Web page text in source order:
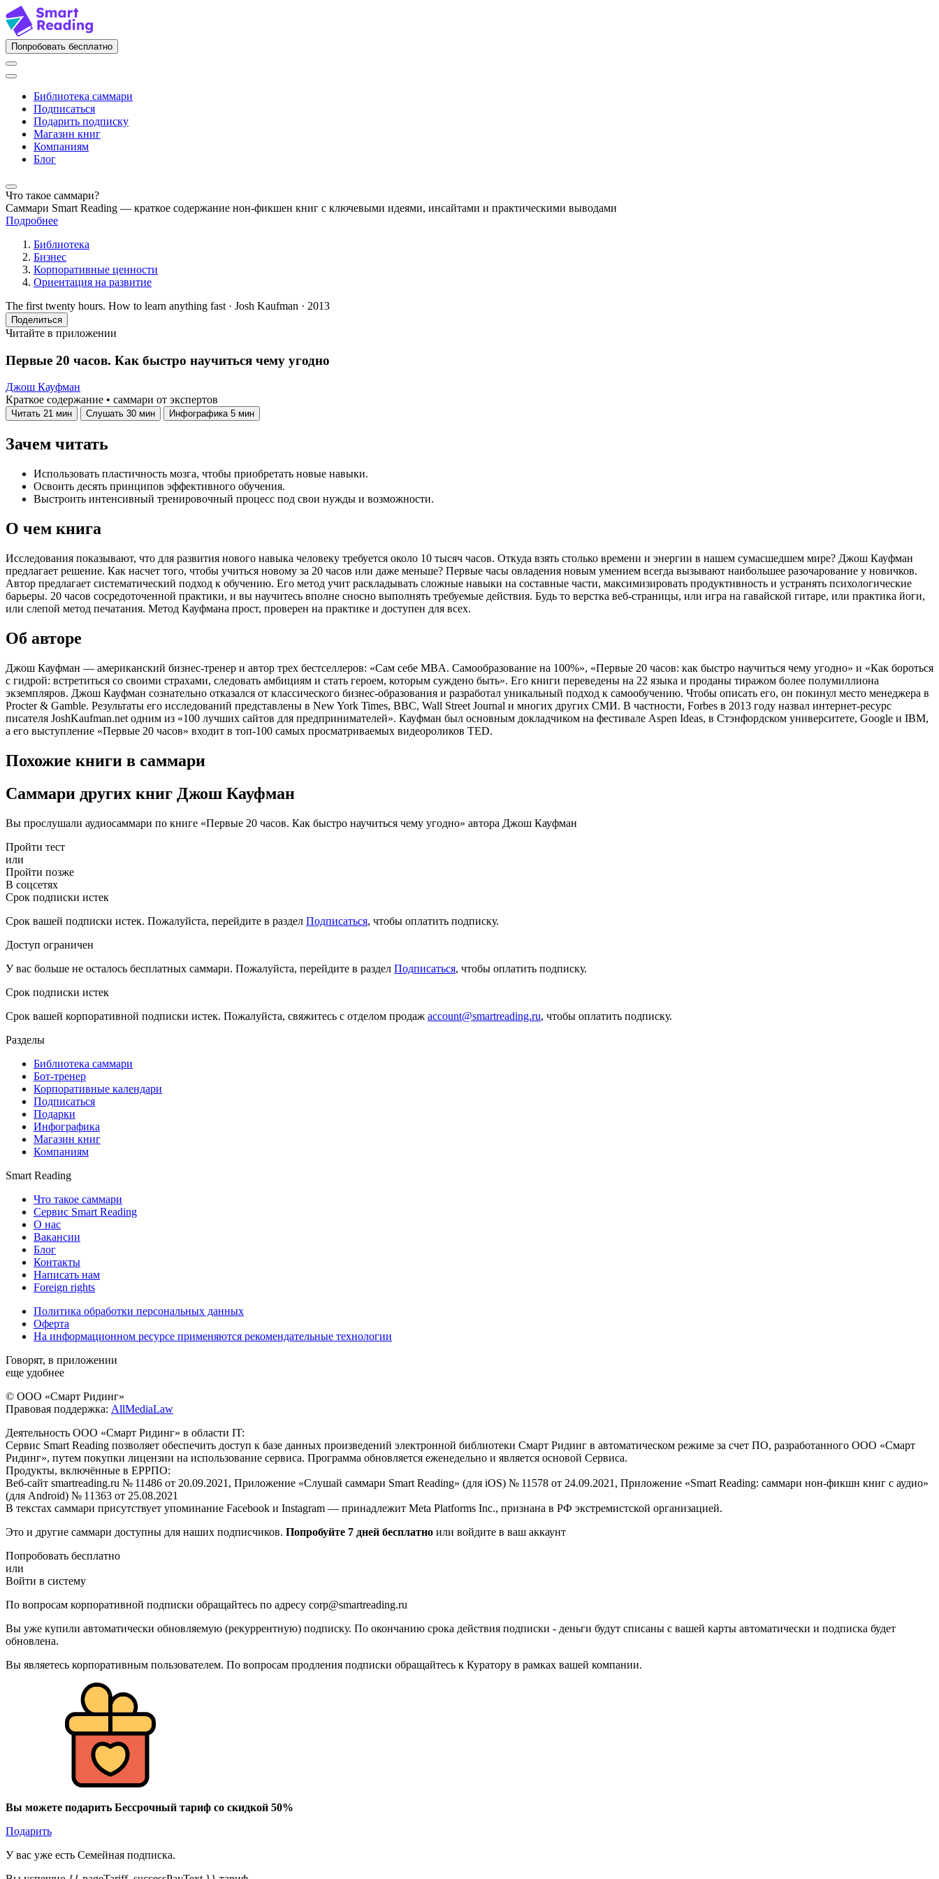
Попробовать бесплатно
Библиотека саммари
Подписаться
Подарить подписку
Магазин книг
Компаниям
Блог
Что такое саммари?
Саммари Smart Reading — краткое содержание нон-фикшен книг с ключевыми идеями, инсайтами и практическими выводами
Подробнее
Библиотека
Бизнес
Корпоративные ценности
Ориентация на развитие
The first twenty hours. How to learn anything fast · Josh Kaufman · 2013
Поделиться
Читайте в приложении
Первые 20 часов. Как быстро научиться чему угодно
Джош Кауфман
Краткое содержание • саммари от экспертов
Читать 21 мин Слушать 30 мин Инфографика 5 мин
Зачем читать
Использовать пластичность мозга, чтобы приобретать новые навыки.
Освоить десять принципов эффективного обучения.
Выстроить интенсивный тренировочный процесс под свои нужды и возможности.
О чем книга
Исследования показывают, что для развития нового навыка человеку требуется около 10 тысяч часов. Откуда взять столько времени и энергии в нашем сумасшедшем мире? Джош Кауфман
предлагает решение. Как насчет того, чтобы учиться новому за 20 часов или даже меньше? Первые часы овладения новым умением всегда вызывают наибольшее разочарование у новичков.
Автор предлагает систематический подход к обучению. Его метод учит раскладывать сложные навыки на составные части, максимизировать продуктивность и устранять психологические
барьеры. 20 часов сосредоточенной практики, и вы научитесь вполне сносно выполнять требуемые действия. Будь то верстка веб-страницы, или игра на гавайской гитаре, или практика йоги,
или слепой метод печатания. Метод Кауфмана прост, проверен на практике и доступен для всех.
Об авторе
Джош Кауфман — американский бизнес-тренер и автор трех бестселлеров: «Сам себе MBA. Самообразование на 100%», «Первые 20 часов: как быстро научиться чему угодно» и «Как бороться
с гидрой: встретиться со своими страхами, следовать амбициям и стать героем, которым суждено быть». Его книги переведены на 22 языка и проданы тиражом более полумиллиона
экземпляров. Джош Кауфман сознательно отказался от классического бизнес-образования и разработал уникальный подход к самообучению. Чтобы описать его, он покинул место менеджера в
Procter & Gamble. Результаты его исследований представлены в New York Times, BBC, Wall Street Journal и многих других СМИ. В частности, Forbes в 2013 году назвал интернет-ресурс
писателя JoshKaufman.net одним из «100 лучших сайтов для предпринимателей». Кауфман был основным докладчиком на фестивале Aspen Ideas, в Стэнфордском университете, Google и IBM,
а его выступление «Первые 20 часов» входит в топ-100 самых просматриваемых видеороликов TED.
Похожие книги в саммари
Саммари других книг Джош Кауфман
Вы прослушали аудиосаммари по книге «Первые 20 часов. Как быстро научиться чему угодно» автора Джош Кауфман
Пройти тест
или
Пройти позже
В соцсетях
Срок подписки истек
Срок вашей подписки истек. Пожалуйста, перейдите в раздел Подписаться, чтобы оплатить подписку.
Доступ ограничен
У вас больше не осталось бесплатных саммари. Пожалуйста, перейдите в раздел Подписаться, чтобы оплатить подписку.
Срок подписки истек
Срок вашей корпоративной подписки истек. Пожалуйста, свяжитесь с отделом продаж account@smartreading.ru, чтобы оплатить подписку.
Разделы
Библиотека саммари
Бот-тренер
Корпоративные календари
Подписаться
Подарки
Инфографика
Магазин книг
Компаниям
Smart Reading
Что такое саммари
Сервис Smart Reading
О нас
Вакансии
Блог
Контакты
Написать нам
Foreign rights
Политика обработки персональных данных
Оферта
На информационном ресурсе применяются рекомендательные технологии
Говорят, в приложении
еще удобнее
© ООО «Смарт Ридинг»
Правовая поддержка: AllMediaLaw
Деятельность ООО «Смарт Ридинг» в области IT:
Сервис Smart Reading позволяет обеспечить доступ к базе данных произведений электронной библиотеки Смарт Ридинг в автоматическом режиме за счет ПО, разработанного ООО «Смарт
Ридинг», путем покупки лицензии на использование сервиса. Программа обновляется еженедельно и является основой Сервиса.
Продукты, включённые в ЕРРПО:
Веб-сайт smartreading.ru № 11486 от 20.09.2021, Приложение «Слушай саммари Smart Reading» (для iOS) № 11578 от 24.09.2021, Приложение «Smart Reading: саммари нон-фикшн книг с аудио»
(для Android) № 11363 от 25.08.2021
В текстах саммари присутствует упоминание Facebook и Instagram — принадлежит Meta Platforms Inc., признана в РФ экстремистской организацией.
Это и другие саммари доступны для наших подписчиков. Попробуйте 7 дней бесплатно или войдите в ваш аккаунт
Попробовать бесплатно
или
Войти в систему
По вопросам корпоративной подписки обращайтесь по адресу corp@smartreading.ru
Вы уже купили автоматически обновляемую (рекуррентную) подписку. По окончанию срока действия подписки - деньги будут списаны с вашей карты автоматически и подписка будет
обновлена.
Вы являетесь корпоративным пользователем. По вопросам продления подписки обращайтесь к Куратору в рамках вашей компании.
Вы можете подарить Бессрочный тариф со скидкой 50%
Подарить
У вас уже есть Семейная подписка.